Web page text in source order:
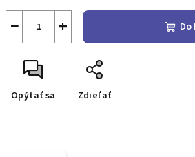
+
− Do
Opýtať sa Zdieľať